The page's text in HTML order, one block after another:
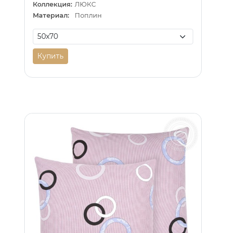
Коллекция: ЛЮКС
Материал:
Поплин
Купить